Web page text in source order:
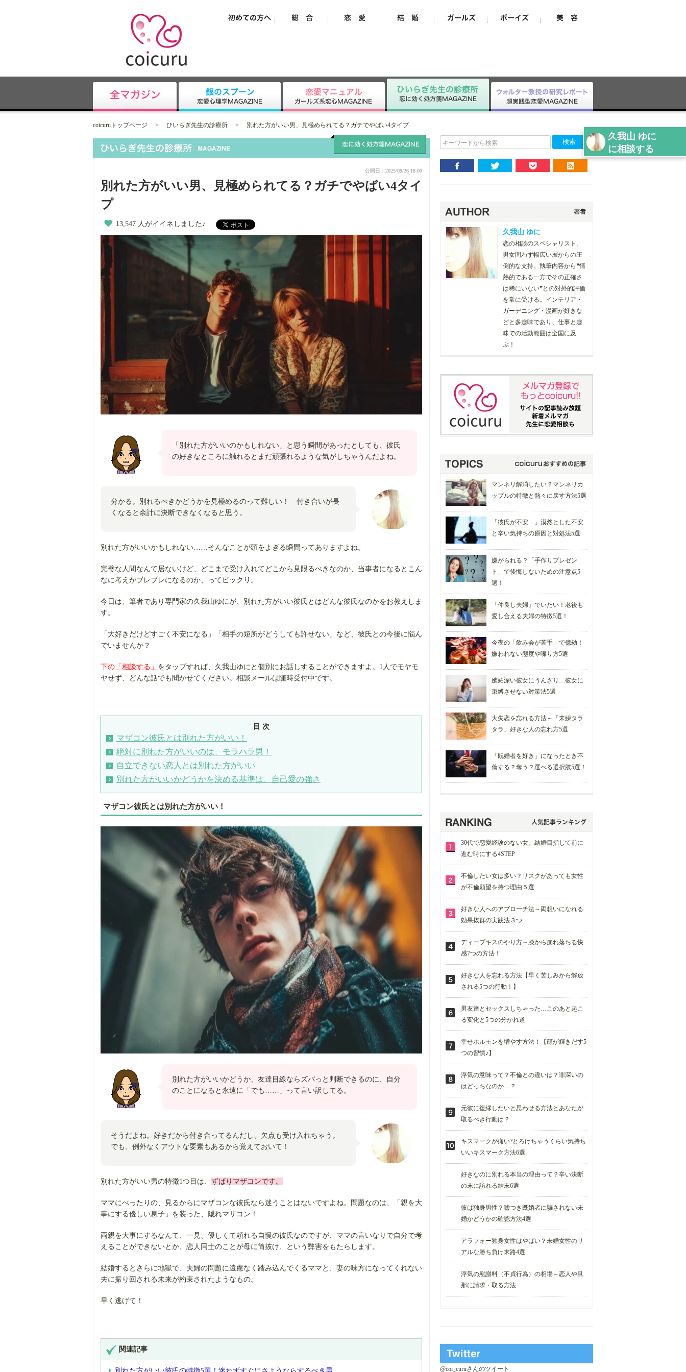
久我山 ゆに
に相談する
coicuruトップページ > ひいらぎ先生の診療所 > 別れた方がいい男、見極められてる？ガチでやばい4タイプ
公開日：2025/09/26 18:00
別れた方がいい男、見極められてる？ガチでやばい4タイ
プ
13,547 人がイイネしました♪
「別れた方がいいのかもしれない」と思う瞬間があったとしても、彼氏
の好きなところに触れるとまだ頑張れるような気がしちゃうんだよね。
分かる。別れるべきかどうかを見極めるのって難しい！ 付き合いが長
くなると余計に決断できなくなると思う。
別れた方がいいかもしれない……そんなことが頭をよぎる瞬間ってありますよね。
完璧な人間なんて居ないけど、どこまで受け入れてどこから見限るべきなのか、当事者になるとこん
なに考えがブレブレになるのか、ってビックリ。
今日は、筆者であり専門家の久我山ゆにが、別れた方がいい彼氏とはどんな彼氏なのかをお教えしま
す。
「大好きだけどすごく不安になる」「相手の短所がどうしても許せない」など、彼氏との今後に悩ん
でいませんか？
下の 「相談する」 をタップすれば、久我山ゆにと個別にお話しすることができますよ。1人でモヤモ
ヤせず、どんな話でも聞かせてください。相談メールは随時受付中です。
目 次
マザコン彼氏とは別れた方がいい！
絶対に別れた方がいいのは、モラハラ男！
自立できない恋人とは別れた方がいい
別れた方がいいかどうかを決める基準は、自己愛の強さ
マザコン彼氏とは別れた方がいい！
別れた方がいいかどうか、友達目線ならズバっと判断できるのに、自分
のことになると永遠に「でも……」って言い訳してる。
そうだよね。好きだから付き合ってるんだし、欠点も受け入れちゃう。
でも、例外なくアウトな要素もあるから覚えておいて！
別れた方がいい男の特徴1つ目は、 ずばりマザコンです。
ママにべったりの、見るからにマザコンな彼氏なら迷うことはないですよね。問題なのは、「親を大
事にする優しい息子」を装った、隠れマザコン！
両親を大事にするなんて、一見、優しくて頼れる自慢の彼氏なのですが、ママの言いなりで自分で考
えることができないとか、恋人同士のことが母に筒抜け、という弊害をもたらします。
結婚するとさらに地獄で、夫婦の問題に遠慮なく踏み込んでくるママと、妻の味方になってくれない
夫に振り回される未来が約束されたようなもの。
早く逃げて！
関連記事
キーワードから検索
久我山 ゆに
恋の相談のスペシャリスト。
男女問わず幅広い層からの圧
倒的な支持。執筆内容から❝情
熱的である一方でその正確さ
は稀にいない❞との対外的評価
を常に受ける。インテリア・
ガーデニング・漫画が好きな
どと多趣味であり、仕事と趣
味での活動範囲は全国に及
ぶ！
マンネリ解消したい？マンネリカ
ップルの特徴と熱々に戻す方法5選
「彼氏が不安…」漠然とした不安
と辛い気持ちの原因と対処法5選
嫌がられる？「手作りプレゼン
ト」で後悔しないための注意点5
選！
「仲良し夫婦」でいたい！老後も
愛し合える夫婦の特徴5選！
今夜の「飲み会が苦手」で億劫！
嫌われない態度や喋り方5選
嫉妬深い彼女にうんざり…彼女に
束縛させない対策法5選
大失恋を忘れる方法～「未練タラ
タラ」好きな人の忘れ方5選
「既婚者を好き」になったとき不
倫する？奪う？選べる選択肢5選！
30代で恋愛経験のない女。結婚目指して前に
進む時にする4STEP
不倫したい女は多い？リスクがあっても女性
が不倫願望を持つ理由５選
好きな人へのアプローチ法～両想いになれる
効果抜群の実践法３つ
ディープキスのやり方～膝から崩れ落ちる快
感7つの方法！
好きな人を忘れる方法【早く苦しみから解放
される5つの行動！】
男友達とセックスしちゃった…このあと起こ
る変化と5つの分かれ道
幸せホルモンを増やす方法！【顔が輝きだす5
つの習慣♪】
浮気の意味って？不倫との違いは？罪深いの
はどっちなのか…？
元彼に復縁したいと思わせる方法とあなたが
取るべき行動は？
キスマークが痛い?とろけちゃうくらい気持ち
いいキスマーク方法6選
好きなのに別れる本当の理由って？辛い決断
の末に訪れる結末6選
彼は独身男性？嘘つき既婚者に騙されない未
婚かどうかの確認方法4選
アラフォー独身女性はやばい？未婚女性のリ
アルな勝ち負け末路4選
浮気の慰謝料（不貞行為）の相場～恋人や旦
那に請求・取る方法
@coi_curuさんのツイート